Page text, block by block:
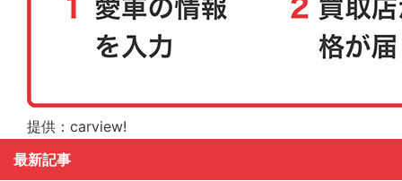
提供：carview!
最新記事